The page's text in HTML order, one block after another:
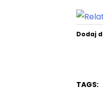
Dodaj
TAGS: